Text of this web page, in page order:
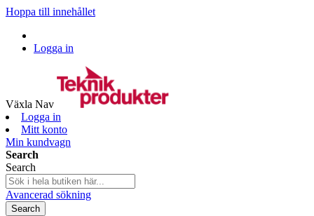
Hoppa till innehållet
Logga in
Växla Nav
Logga in
Mitt konto
Min kundvagn
Search
Search
Avancerad sökning
Search